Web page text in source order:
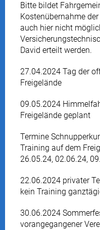
Bitte bildet
Kostenübernahme
auch hier nicht
David erteilt werden.
27.04.2024 Tag der
Freigelände
09.05.2024
Freigelände geplant
Termine
Training auf dem
26.05.24, 02.06.24,
22.06.2024 privater
kein Training
30.06.2024
vorangegangener